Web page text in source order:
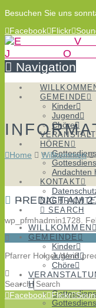
Besuchen Sie uns
Facebook Flickr
Navigation
GEMEINDE
Kinder
Jugend
Chöre
HÖREN
Andachten
KONTAKT
SEARCH
WILLKOMMEN
GEMEINDE
Kinder
Jugend
Chöre
HÖREN
Home Willkommen
PREDIGT AM
wp_pfmhadmin1728.
Pfarrer Holger Weiß
Search
Facebook Flickr